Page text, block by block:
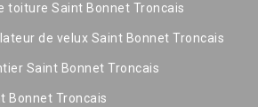
toiture Saint Bonnet Troncais
de velux Saint Bonnet Troncais
Saint Bonnet Troncais
Bonnet Troncais